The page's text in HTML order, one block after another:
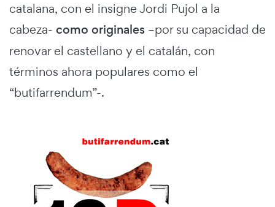
catalana, con el insigne Jordi Pujol a la
cabeza- como originales –por su capacidad de
renovar el castellano y el catalán, con
términos ahora populares como el
“butifarrendum”-.